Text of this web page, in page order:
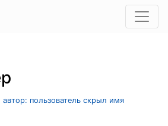
пользователь скрыл имя